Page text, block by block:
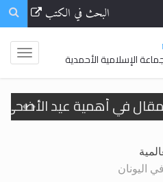
البحث في الكتب
الإسلامية الأحمدية
في أهمية عيد
الجماعة >> المزيداليونان